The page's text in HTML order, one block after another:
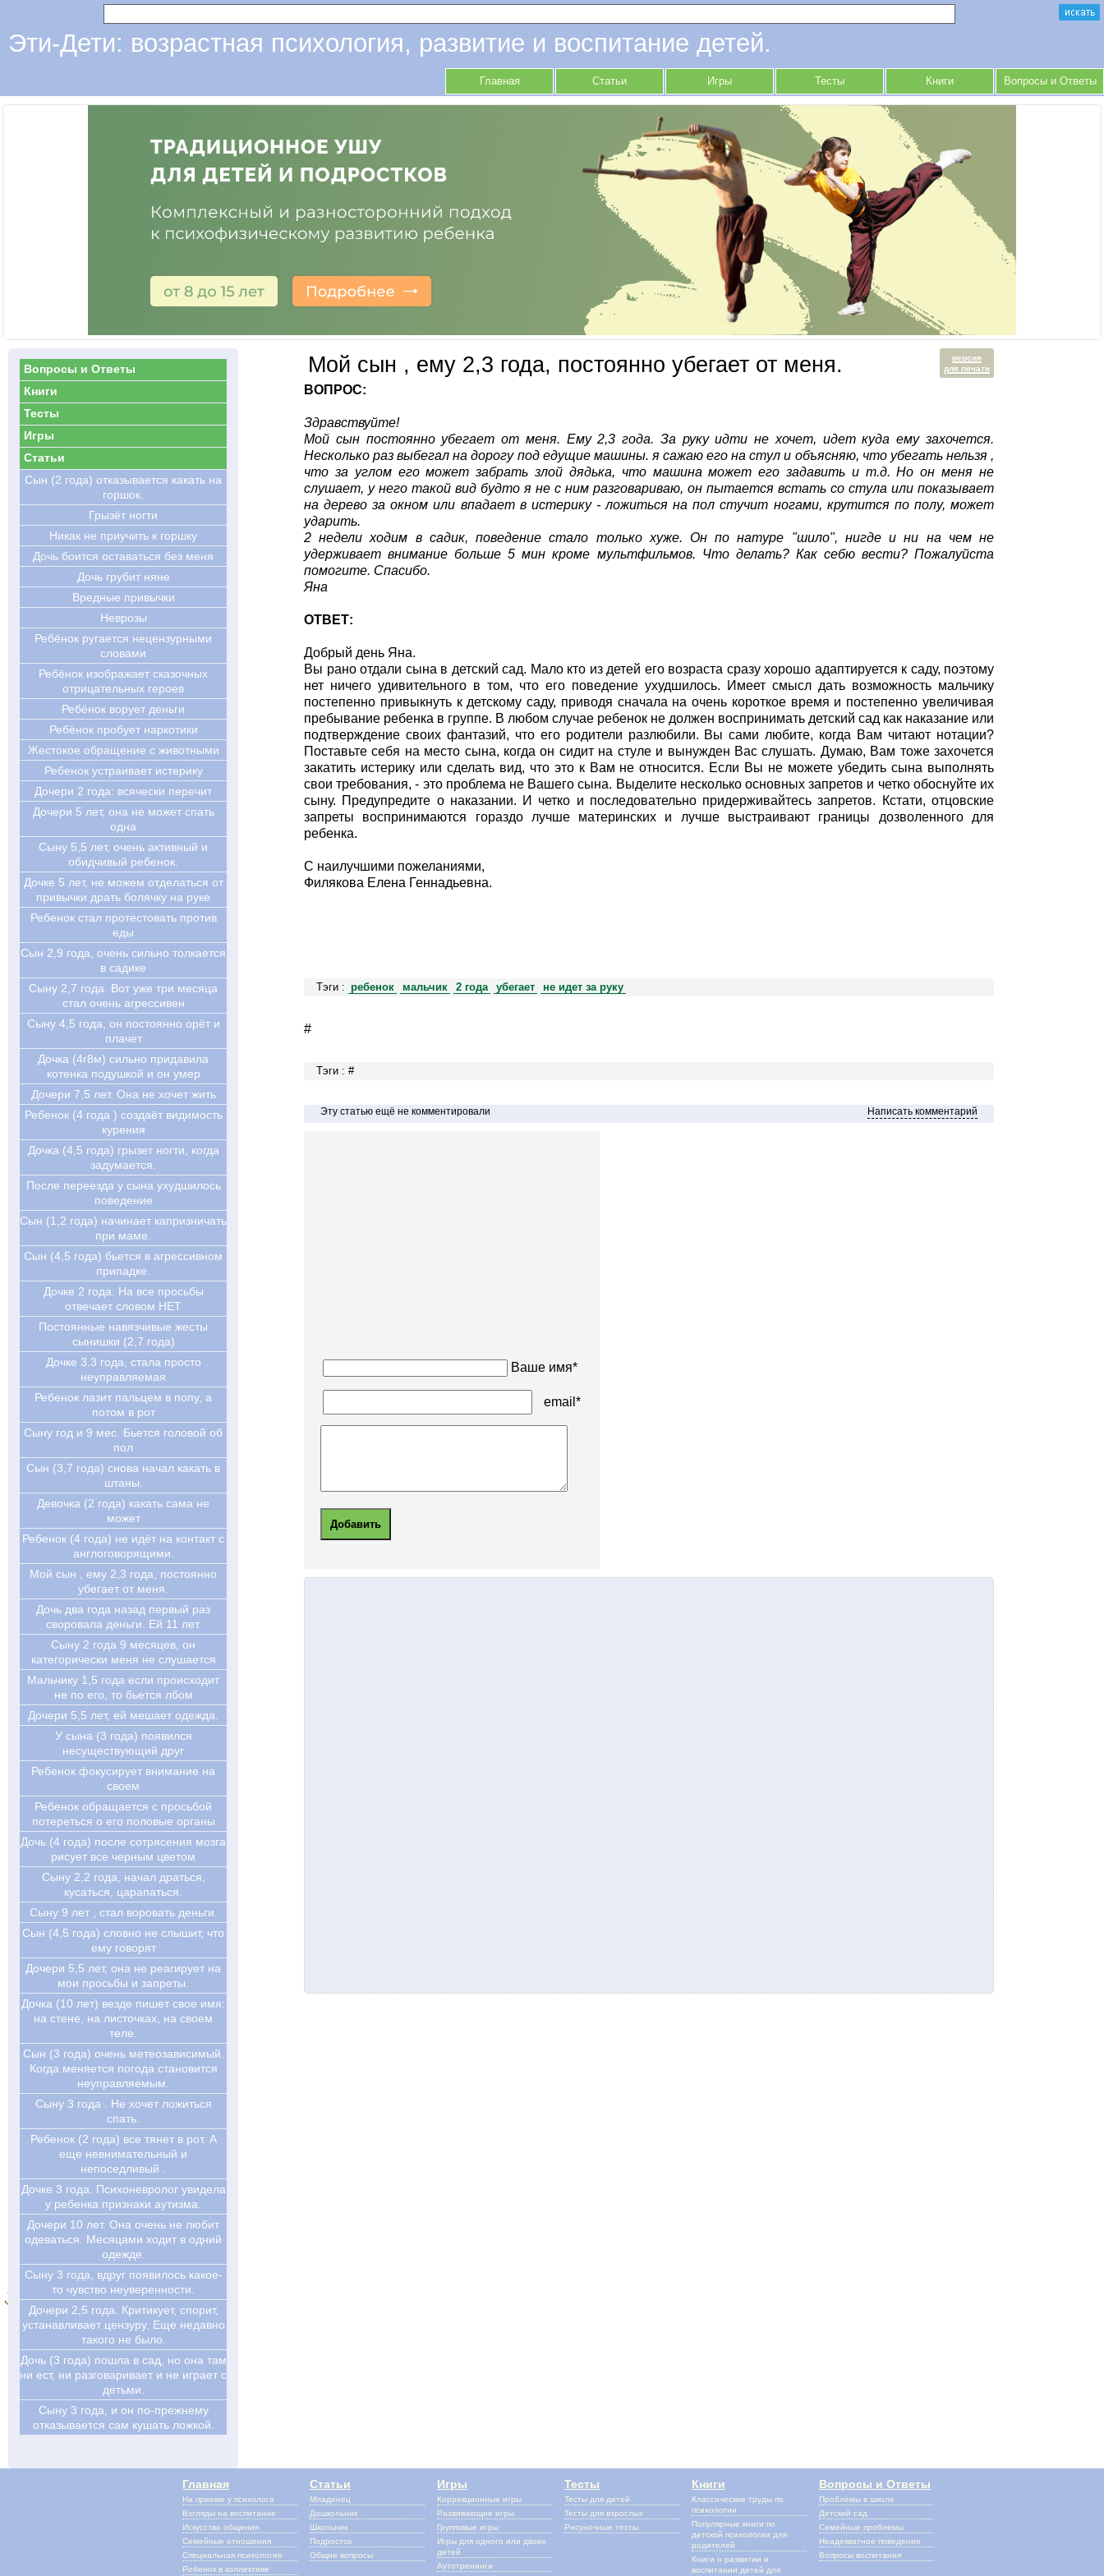
Эти-Дети: возрастная психология, развитие и воспитание детей.
Главная Статьи Игры Тесты Книги Вопросы и Ответы
версия
для печати
Мой сын , ему 2,3 года, постоянно убегает от меня.
ВОПРОС:
Здравствуйте!
Мой сын постоянно убегает от меня. Ему 2,3 года. За руку идти не хочет, идет куда ему захочется.
Несколько раз выбегал на дорогу под едущие машины. я сажаю его на стул и объясняю, что убегать нельзя ,
что за углом его может забрать злой дядька, что машина может его задавить и т.д. Но он меня не
слушает, у него такой вид будто я не с ним разговариваю, он пытается встать со стула или показывaет
на дерево за окном или впадает в истерику - ложиться на пол стучит ногами, крутится по полу, может
ударить.
2 недели ходим в садик, поведeние стало только хуже. Он по натуре "шило", нигде и ни на чем не
удерживает внимание больше 5 мин кроме мультфильмов. Что делать? Как себю вести? Пожалуйста
помогите. Спасибо.
Яна
ОТВЕТ:
Добрый день Яна.
Вы рано отдали сына в детский сад. Мало кто из детей его возраста сразу хорошо адаптируется к саду, поэтому
нет ничего удивительного в том, что его поведение ухудшилось. Имеет смысл дать возможность мальчику
постепенно привыкнуть к детскому саду, приводя сначала на очень короткое время и постепенно увеличивая
пребывание ребенка в группе. В любом случае ребенок не должен воспринимать детский сад как наказание или
подтверждение своих фантазий, что его родители разлюбили. Вы сами любите, когда Вам читают нотации?
Поставьте себя на место сына, когда он сидит на стуле и вынужден Вас слушать. Думаю, Вам тоже захочется
закатить истерику или сделать вид, что это к Вам не относится. Если Вы не можете убедить сына выполнять
свои требования, - это проблема не Вашего сына. Выделите несколько основных запретов и четко обоснуйте их
сыну. Предупредите о наказании. И четко и последовательно придерживайтесь запретов. Кстати, отцовские
запреты воспринимаются гораздо лучше материнских и лучше выстраивают границы дозволенного для
ребенка.
С наилучшими пожеланиями,
Филякова Елена Геннадьевна.
Тэги : ребенок мальчик 2 года убегает не идет за руку
#
Тэги : #
Эту статью ещё не комментировали Написать комментарий
Ваше имя*
email*
Вопросы и Ответы
Книги
Тесты
Игры
Статьи
Сын (2 года) отказывается какать на
горшок.
Грызёт ногти
Никак не приучить к горшку
Дочь боится оставаться без меня
Дочь грубит няне
Вредные привычки
Неврозы
Ребёнок ругается нецензурными
словами
Ребёнок изображает сказочных
отрицательных героев
Ребёнок ворует деньги
Ребёнок пробует наркотики
Жестокое обращение с животными
Ребенок устраивает истерику
Дочери 2 года: всячески перечит
Дочери 5 лет, она не может спать
одна
Сыну 5,5 лет, очень активный и
обидчивый ребенок.
Дочке 5 лет, не можем отделаться от
привычки драть болячку на руке
Ребенок стал протестовать против
еды
Cын 2,9 года, очень сильно толкается
в садике
Cыну 2,7 года. Вот уже три месяца
стал очень агрессивен
Cыну 4,5 года, он постоянно орёт и
плачет
Дочка (4г8м) сильно придавила
котенка подушкой и он умер
Дочери 7,5 лет. Она не хочет жить
Ребенок (4 года ) создаёт видимость
курения
Дочка (4,5 года) грызет ногти, когда
задумается.
После переезда у сына ухудшилось
поведение
Сын (1,2 года) начинает капризничать
при маме.
Сын (4,5 года) бьется в агрессивном
припадке.
Дочке 2 года. На все просьбы
отвечает словом НЕТ
Постоянные навязчивые жесты
сынишки (2,7 года)
Дочке 3.3 года, стала просто
неуправляемая
Ребенок лазит пальцем в попу, а
потом в рот
Сыну год и 9 мес. Бьется головой об
пол
Сын (3,7 года) снова начал какать в
штаны.
Девочка (2 года) какать сама не
может
Ребенок (4 года) не идёт на контакт с
англоговорящими.
Мой сын , ему 2,3 года, постоянно
убегает от меня.
Дочь два года назад первый раз
своровала деньги. Ей 11 лет.
Cыну 2 года 9 месяцев, он
категорически меня не слушается
Мальчику 1,5 года если происходит
не по его, то бьется лбом
Дочери 5,5 лет, ей мешает одежда.
У сына (3 года) появился
несуществующий друг
Ребенок фокусирует внимание на
своем
Ребенок обращается с просьбой
потереться о его половые органы
Дочь (4 года) после сотрясения мозга
рисует все черным цветом
Сыну 2,2 года, начал драться,
кусаться, царапаться.
Сыну 9 лет , стал воровать деньги.
Сын (4,5 года) словно не слышит, что
ему говорят
Дочери 5,5 лет, она не реагирует на
мои просьбы и запреты.
Дочка (10 лет) везде пишет свое имя:
на стене, на листочках, на своем
теле.
Сын (3 года) очень метеозависимый.
Когда меняется погода становится
неуправляемым.
Сыну 3 года . Не хочет ложиться
спать.
Ребенок (2 года) все тянет в рот. А
еще невнимательный и
непоседливый .
Дочке 3 года. Психоневролог увидела
у ребенка признаки аутизма.
Дочери 10 лет. Она очень не любит
одеваться. Месяцами ходит в одний
одежде.
Сыну 3 года, вдруг появилось какое-
то чувство неуверенности.
Дочери 2,5 года. Критикует, спорит,
устанавливает цензуру. Еще недавно
такого не было.
Дочь (3 года) пошла в сад, но она там
ни ест, ни разговаривает и не играет с
детьми.
Сыну 3 года, и он по-прежнему
отказывается сам кушать ложкой.
Главная
На приеме у психолога
Взгляды на воспитание
Искусство общения
Семейные отношения
Специальная психология
Ребенок в коллективе
Статьи
Младенец
Дошкольник
Школьник
Подросток
Общие вопросы
Игры
Коррекционные игры
Развивающие игры
Групповые игры
Игры для одного или двоих
детей
Аутотренинги
Тесты
Тесты для детей
Тесты для взрослых
Рисуночные тесты
Книги
Классические труды по
психологии
Популярные книги по
детской психологии для
родителей
Книги о развитии и
воспитании детей для
Вопросы и Ответы
Проблемы в школе
Детский сад
Семейные проблемы
Неадекватное поведение
Вопросы воспитания